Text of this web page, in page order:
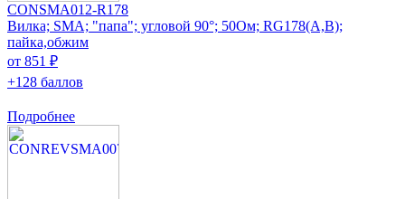
CONSMA012-R178
Вилка; SMA; "папа"; угловой 90°; 50Ом; RG178(A,B);
пайка,обжим
от 851 ₽
+128 баллов
Подробнее